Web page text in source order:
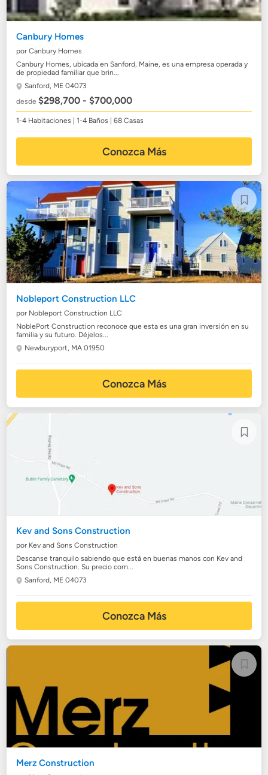
Canbury Homes
por Canbury Homes
Canbury Homes, ubicada en Sanford, Maine, es una empresa operada y
de propiedad familiar que brin...
Sanford, ME 04073
desde$298,700 - $700,000
1-4 Habitaciones | 1-4 Baños | 68 Casas
Conozca Más
Nobleport Construction LLC
por Nobleport Construction LLC
NoblePort Construction reconoce que esta es una gran inversión en su
familia y su futuro. Déjelos...
Newburyport, MA 01950
Conozca Más
Kev and Sons Construction
por Kev and Sons Construction
Descanse tranquilo sabiendo que está en buenas manos con Kev and
Sons Construction. Su precio com...
Sanford, ME 04073
Conozca Más
Merz Construction